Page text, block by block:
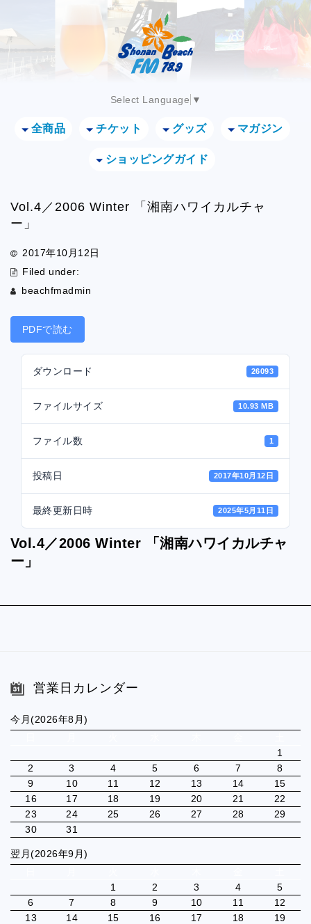
Select Language ▼
全商品 チケット グッズ マガジン
ショッピングガイド
Vol.4／2006 Winter 「湘南ハワイカルチャ
ー」
2017年10月12日
Filed under:
beachfmadmin
PDFで読む
ダウンロード 26093
ファイルサイズ 10.93 MB
ファイル数 1
投稿日 2017年10月12日
最終更新日時 2025年5月11日
Vol.4／2006 Winter 「湘南ハワイカルチャ
ー」
営業日カレンダー
今月(2026年8月)
1
2
3 4 5 6 7
8
9
10 11 12 13 14
15
16
17 18 19 20 21
22
23
24 25 26 27 28
29
30
31
翌月(2026年9月)
1
2 3 4
5
6
7 8 9 10 11
12
13
14 15 16 17 18
19